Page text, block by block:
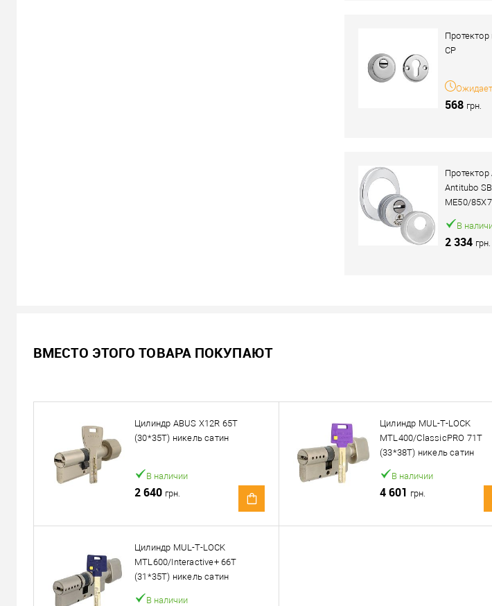
Протектор
CP
568 грн.
Протектор
Antitubo
ME50/
широкий
В
2 334 грн.
Цена по запросу
Можем установить этот товар. Подробности спрашивайте у
«Новой Почтой» по Украине
Минимальная сумма заказа 400 грн
Доставка наложенным платежом от 400 грн
ВМЕСТО ЭТОГО ТОВАРА ПОКУПАЮТ
Цилиндр ABUS X12R 65T
(30*35T) никель сатин
В наличии
2 640 грн.
Цилиндр MUL-T-LOCK
MTL400/ClassicPRO 71T
(33*38T) никель сатин
В наличии
4 601 грн.
Цилиндр MUL-T-LOCK
MTL600/Interactive+ 66T
(31*35T) никель сатин
В наличии